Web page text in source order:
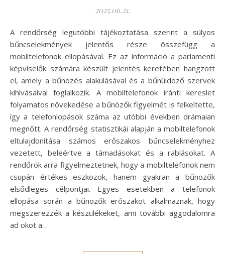
2025.06.21.
A rendőrség legutóbbi tájékoztatása szerint a súlyos
bűncselekmények jelentős része összefügg a
mobiltelefonok ellopásával. Ez az információ a parlamenti
képviselők számára készült jelentés keretében hangzott
el, amely a bűnözés alakulásával és a bűnüldöző szervek
kihívásaival foglalkozik. A mobiltelefonok iránti kereslet
folyamatos növekedése a bűnözők figyelmét is felkeltette,
így a telefonlopások száma az utóbbi években drámaian
megnőtt. A rendőrség statisztikái alapján a mobiltelefonok
eltulajdonítása számos erőszakos bűncselekményhez
vezetett, beleértve a támadásokat és a rablásokat. A
rendőrök arra figyelmeztetnek, hogy a mobiltelefonok nem
csupán értékes eszközök, hanem gyakran a bűnözők
elsődleges célpontjai. Egyes esetekben a telefonok
ellopása során a bűnözők erőszakot alkalmaznak, hogy
megszerezzék a készülékeket, ami további aggodalomra
ad okot a…